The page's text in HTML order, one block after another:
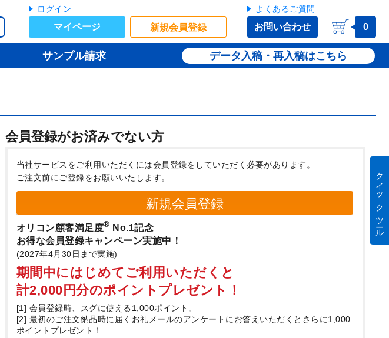
ログイン
マイページ 新規会員登録
よくあるご質問
お問い合わせ 0
サンプル請求 データ入稿・再入稿
会員登録がお済みでない方
当社サービスをご利用いただくには会員登録をしていただく必要があります。
ご注文前にご登録をお願いいたします。
新規会員登録
オリコン顧客満足度® No.1記念
お得な会員登録キャンペーン実施中！
(2027年4月30日まで実施)
期間中にはじめてご利用いただくと
計2,000円分のポイントプレゼント！
[1] 会員登録時、スグに使える1,000ポイント。
[2] 最初のご注文納品時に届くお礼メールのアンケートにお答えいただくとさらに1,000
ポイントプレゼント！
クイック ツール